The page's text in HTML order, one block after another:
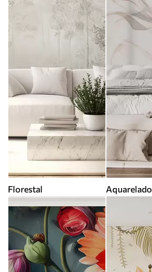
Florestal Aquarelado